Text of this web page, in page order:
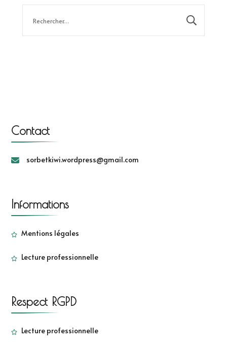
Contact
sorbetkiwi.wordpress@gmail.com
Informations
Mentions légales
Lecture professionnelle
Respect RGPD
Lecture professionnelle